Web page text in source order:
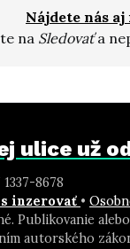
Nájdete nás aj
na Sledovaťa
ulice už
8678
inzerovať •
Publikovanie
autorského